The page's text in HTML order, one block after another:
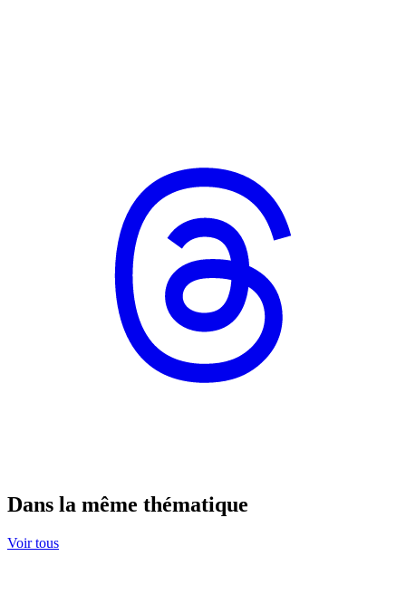
Dans la même thématique
Voir tous